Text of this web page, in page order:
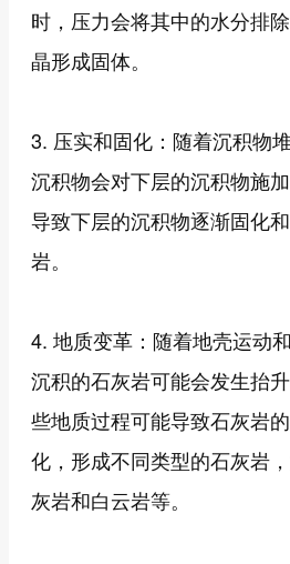
时，压力会将其中的水分排
晶形成固体。
3. 压实和固化：随着沉积物
沉积物会对下层的沉积物施
导致下层的沉积物逐渐固化
岩。
4. 地质变革：随着地壳运动
沉积的石灰岩可能会发生抬
些地质过程可能导致石灰岩
化，形成不同类型的石灰岩
灰岩和白云岩等。